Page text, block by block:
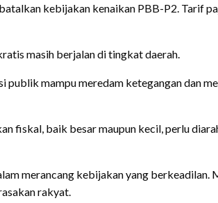
kebijakan kenaikan PBB-P2. Tarif
masih berjalan di tingkat daerah.
publik mampu meredam ketegangan dan
fiskal, baik besar maupun kecil, perlu
merancang kebijakan yang berkeadilan.
rakyat.